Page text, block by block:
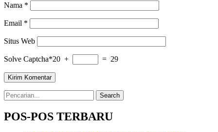
Nama *
Email *
Situs Web
Solve Captcha*20 + = 29
Search
for:
POS-POS TERBARU